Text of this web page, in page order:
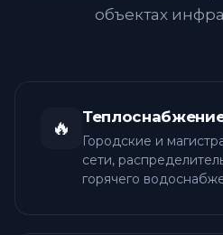
объектах
🔥
Городские и
сети,
горячего